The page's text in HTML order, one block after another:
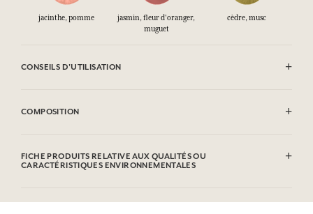
jacinthe, pomme
jasmin, fleur d'oranger,
muguet
cèdre, musc
CONSEILS D'UTILISATION
COMPOSITION
Hydroxycitronellal, Hexyl Cinnamal, Linalool, Geraniol, Citronellol,
Alpha-isomethyl Ionone.
FICHE PRODUITS RELATIVE AUX QUALITÉS OU
CARACTÉRISTIQUES ENVIRONNEMENTALES
Veuillez consulter les qualités ou caractéristiques environnementales